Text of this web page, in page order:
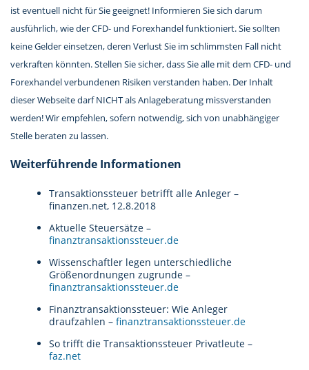
ist eventuell nicht für Sie geeignet! Informieren Sie sich darum
ausführlich, wie der CFD- und Forexhandel funktioniert. Sie sollten
keine Gelder einsetzen, deren Verlust Sie im schlimmsten Fall nicht
verkraften könnten. Stellen Sie sicher, dass Sie alle mit dem CFD- und
Forexhandel verbundenen Risiken verstanden haben. Der Inhalt
dieser Webseite darf NICHT als Anlageberatung missverstanden
werden! Wir empfehlen, sofern notwendig, sich von unabhängiger
Stelle beraten zu lassen.
Weiterführende Informationen
Transaktionssteuer betrifft alle Anleger –
finanzen.net, 12.8.2018
Aktuelle Steuersätze –
finanztransaktionssteuer.de
Wissenschaftler legen unterschiedliche
Größenordnungen zugrunde –
finanztransaktionssteuer.de
Finanztransaktionssteuer: Wie Anleger
draufzahlen –finanztransaktionssteuer.de
So trifft die Transaktionssteuer Privatleute –
faz.net